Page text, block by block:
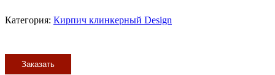
Категория: Кирпич клинкерный Design
Заказать